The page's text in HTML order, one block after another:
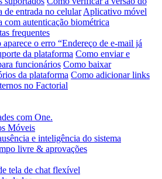
de entrada no celular Aplicativo móvel
autenticação biométrica
frequentes
o erro “Endereço de e-mail já
da plataforma Como enviar e
funcionários Como baixar
da plataforma Como adicionar links
no Factorial
com One.
Móveis
e inteligência do sistema
livre & aprovações
tela de chat flexível